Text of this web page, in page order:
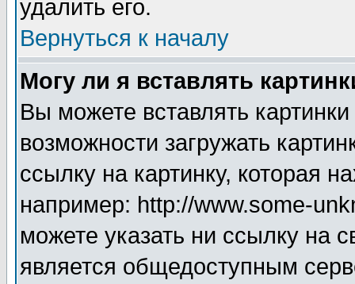
удалить его.
Вернуться к началу
Могу ли я вставлять
Вы можете вставлять
возможности загружать
ссылку на картинку, которая
например: http://www.some-
можете указать ни ссылку на
является общедоступным